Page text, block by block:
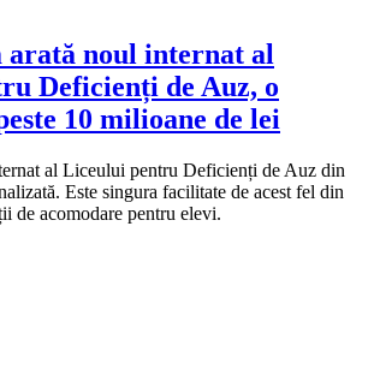
arată noul internat al
Deficienți de Auz, o
10 milioane de lei
al Liceului pentru Deficienți de Auz din
Este singura facilitate de acest fel din
de acomodare pentru elevi.